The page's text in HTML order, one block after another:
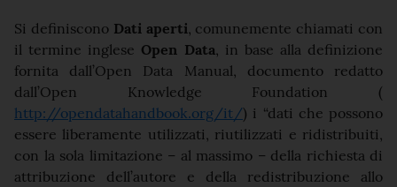
Si definiscono Dati aperti, comunemente chiamati con
il termine inglese Open Data, in base alla definizione
fornita dall’Open Data Manual, documento redatto
dall’Open Knowledge Foundation (
http://opendatahandbook.org/it/) i “dati che possono
essere liberamente utilizzati, riutilizzati e ridistribuiti,
con la sola limitazione – al massimo – della richiesta di
attribuzione dell’autore e della redistribuzione allo